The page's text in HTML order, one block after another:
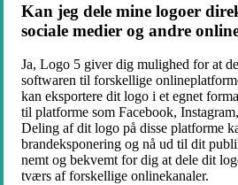
Kan jeg dele mine logoer
sociale medier og andre
Ja, Logo 5 giver dig mulighed for at
softwaren til forskellige
kan eksportere dit logo i et egnet
til platforme som Facebook,
Deling af dit logo på disse platforme
brandeksponering og nå ud til dit
nemt og bekvemt for dig at dele dit
tværs af forskellige onlinekanaler.